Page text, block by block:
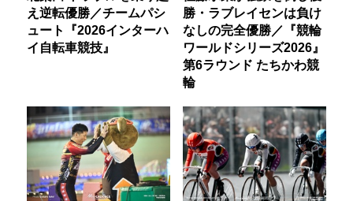
え逆転優勝／チームパシ
ュート『2026インターハ
イ自転車競技』
勝・ラブレイセンは負け
なしの完全優勝／『競輪
ワールドシリーズ2026』
第6ラウンド たちかわ競
輪